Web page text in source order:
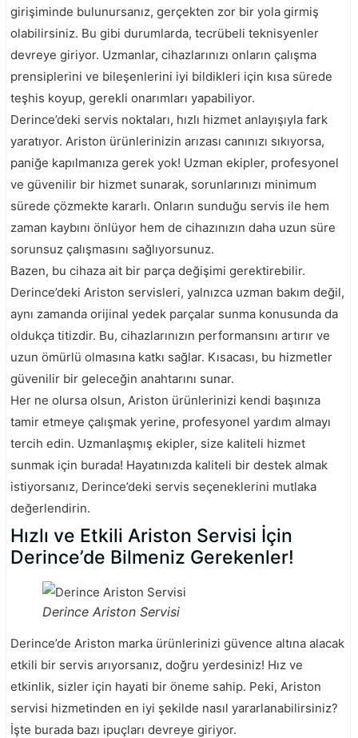
girişiminde bulunursanız, gerçekten zor bir yola girmiş
olabilirsiniz. Bu gibi durumlarda, tecrübeli teknisyenler
devreye giriyor. Uzmanlar, cihazlarınızı onların çalışma
prensiplerini ve bileşenlerini iyi bildikleri için kısa sürede
teşhis koyup, gerekli onarımları yapabiliyor.
Derince’deki servis noktaları, hızlı hizmet anlayışıyla fark
yaratıyor. Ariston ürünlerinizin arızası canınızı sıkıyorsa,
paniğe kapılmanıza gerek yok! Uzman ekipler, profesyonel
ve güvenilir bir hizmet sunarak, sorunlarınızı minimum
sürede çözmekte kararlı. Onların sunduğu servis ile hem
zaman kaybını önlüyor hem de cihazınızın daha uzun süre
sorunsuz çalışmasını sağlıyorsunuz.
Bazen, bu cihaza ait bir parça değişimi gerektirebilir.
Derince’deki Ariston servisleri, yalnızca uzman bakım değil,
aynı zamanda orijinal yedek parçalar sunma konusunda da
oldukça titizdir. Bu, cihazlarınızın performansını artırır ve
uzun ömürlü olmasına katkı sağlar. Kısacası, bu hizmetler
güvenilir bir geleceğin anahtarını sunar.
Her ne olursa olsun, Ariston ürünlerinizi kendi başınıza
tamir etmeye çalışmak yerine, profesyonel yardım almayı
tercih edin. Uzmanlaşmış ekipler, size kaliteli hizmet
sunmak için burada! Hayatınızda kaliteli bir destek almak
istiyorsanız, Derince’deki servis seçeneklerini mutlaka
değerlendirin.
Hızlı ve Etkili Ariston Servisi İçin
Derince’de Bilmeniz Gerekenler!
Derince Ariston Servisi
Derince’de Ariston marka ürünlerinizi güvence altına alacak
etkili bir servis arıyorsanız, doğru yerdesiniz! Hız ve
etkinlik, sizler için hayati bir öneme sahip. Peki, Ariston
servisi hizmetinden en iyi şekilde nasıl yararlanabilirsiniz?
İşte burada bazı ipuçları devreye giriyor.